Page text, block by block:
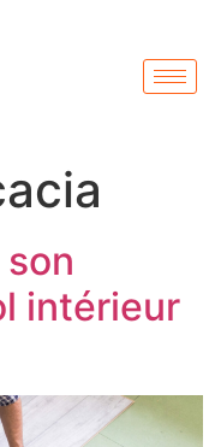
intérieur